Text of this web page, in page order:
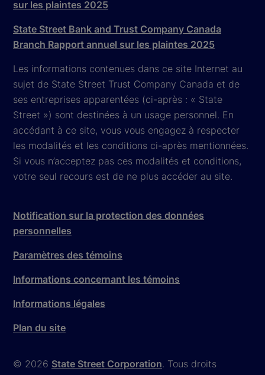
sur les plaintes 2025
State Street Bank and Trust Company Canada
Branch Rapport annuel sur les plaintes 2025
Les informations contenues dans ce site Internet au
sujet de State Street Trust Company Canada et de
ses entreprises apparentées (ci-après : « State
Street ») sont destinées à un usage personnel. En
accédant à ce site, vous vous engagez à respecter
les modalités et les conditions ci-après mentionnées.
Si vous n’acceptez pas ces modalités et conditions,
votre seul recours est de ne plus accéder au site.
© 2026 State Street Corporation. Tous droits
Notification sur la protection des données
personnelles
Paramètres des témoins
Informations concernant les témoins
Informations légales
Plan du site